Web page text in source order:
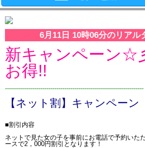
6月11日 10時06分のリアル
新キャンペーン☆
お得!!
----------------------------------------------------------------------
【ネット割】キャンペーン
■割引内容
ネットで見た女の子を事前にお電話で予約いた
ースで2，000円割引となります！